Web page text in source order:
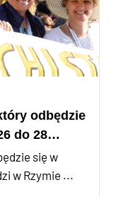
odbędzie
do 28
się w
w Rzymie ...